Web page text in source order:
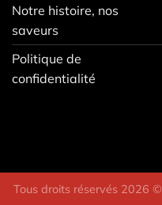
Notre histoire, nos
saveurs
Politique de
confidentialité
Tous droits réservés 2026 ©